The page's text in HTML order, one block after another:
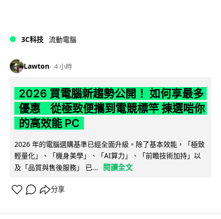
3C科技 流動電腦
Lawton 4 小時
2026 買電腦新趨勢公開！ 如何享最多
優惠 從極致便攜到電競標竿 揀選啱你
的高效能 PC
2026 年的電腦選購基準已經全面升級。除了基本效能，「極致
輕量化」、「機身美學」、「AI算力」、「前瞻技術加持」以
及「品質與售後服務」 已...
閱讀全文
分享